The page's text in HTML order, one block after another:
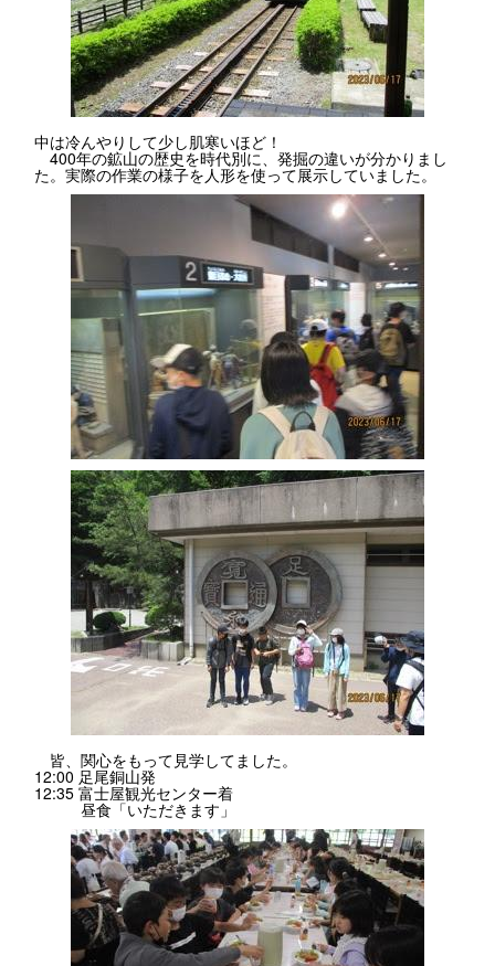
中は冷んやりして少し肌寒いほど！
400年の鉱山の歴史を時代別に、発掘の違いが分かりまし
た。実際の作業の様子を人形を使って展示していました。
皆、関心をもって見学してました。
12:00 足尾銅山発
12:35 富士屋観光センター着
昼食「いただきます」